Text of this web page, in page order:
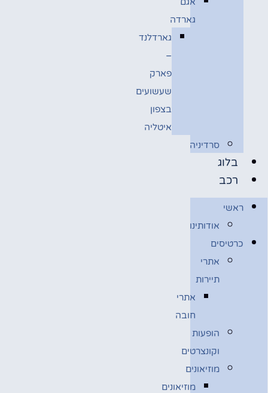
גארדה
גארדלנד
–
פארק
שעשועים
בצפון
איטליה
סרדיניה
בלוג
רכב
ראשי
אודותינו
כרטיסים
אתרי
תיירות
אתרי
חובה
הופעות
וקונצרטים
מוזיאונים
מוזיאונים